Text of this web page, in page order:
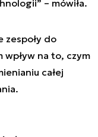
– mówiła.
zespoły do
wpływ na to, czym
całej